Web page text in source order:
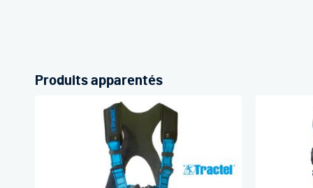
Produits apparentés